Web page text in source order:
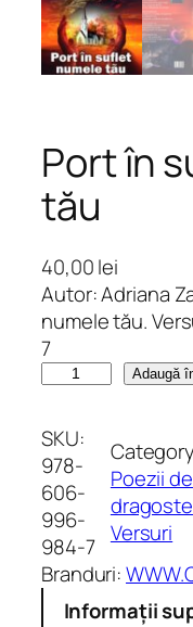
Port în
tău
40,00lei
Autor: Adriana
numele tău.
7
n
t
i
t
a
t
e
Adaugă
SKU:
978-
606-
996-
984-7
Poezii de
dragoste
Versuri
Branduri:
Informații